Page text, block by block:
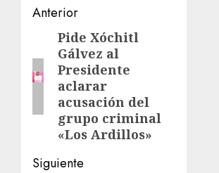
Navegación
entradas
Anterior
Entrada
anterior:
Pide Xóchitl
Gálvez al
Presidente
aclarar
acusación del
grupo criminal
«Los Ardillos»
Siguiente